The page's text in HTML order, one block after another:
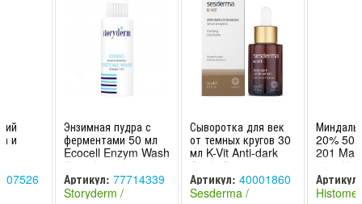
и
Энзимная пудра с
ферментами 50 мл
Ecocell Enzym Wash
Storyderm /
Сторидерм
Артикул: 77714339
Storyderm /
Сыворотка для век
от темных кругов 30
мл K-Vit Anti-dark
Circle Serum
Sesderma /
Сесдерма
Артикул: 40001860
Sesderma /
20% 50
201
20%
Артикул: